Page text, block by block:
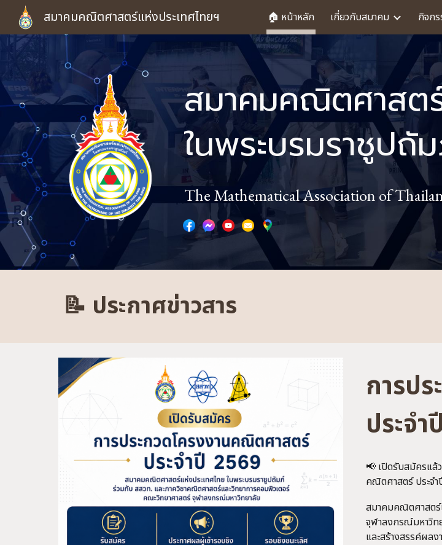
Skip to main content
สมาคมคณิตศาสตร์แห่งประเทศไทยฯ 🏠︎ หน้าหลัก เกี่ยวกับสมาคม กิจก
สมาคมคณิตศาสต
ในพระบรมราชูปถั
The Mathematical Association of
📝 ประกาศข่าวสาร
การป
ประจำ
📢 เปิดรับสมัครแล้
คณิตศาสตร์ ประจ
สมาคมคณิตศาสตร์
จุฬาลงกรณ์มหาวิท
และสร้างสรรค์ผล